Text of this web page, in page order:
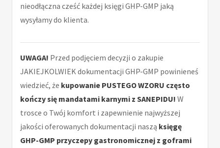
nieodłączna cześć każdej księgi GHP-GMP jaką
wysyłamy do klienta.
UWAGA! Przed podjęciem decyzji o zakupie
JAKIEJKOLWIEK dokumentacji GHP-GMP powinieneś
wiedzieć, że kupowanie PUSTEGO WZORU często
kończy się mandatami karnymi z SANEPIDU! W
trosce o Twój komfort i zapewnienie najwyższej
jakości oferowanych dokumentacji naszą księgę
GHP-GMP przyczepy gastronomicznej z goframi